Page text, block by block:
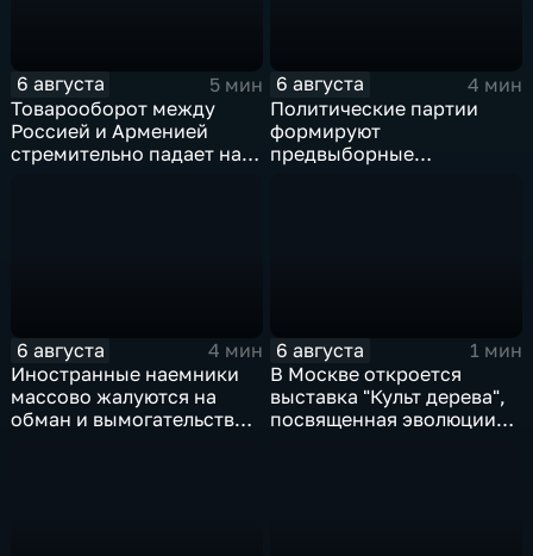
6 августа
5 мин
Товарооборот между
Россией и Арменией
стремительно падает на
6 августа
4 мин
Политические партии
формируют
предвыборные
6 августа
4 мин
Иностранные наемники
массово жалуются на
обман и вымогательство
6 августа
1 мин
В Москве откроется
выставка "Культ дерева",
посвященная эволюции